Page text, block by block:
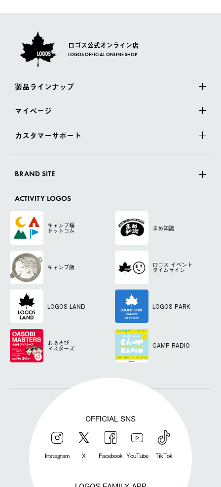
ロゴス公式オンライン店
LOGOS OFFICIAL ONLINE SHOP
製品ラインナップ
マイページ
カスタマーサポート
BRAND SITE
ACTIVITY LOGOS
キャンプ場
ドットコム まめ知識
キャンプ飯 ロゴス イベント
タイムライン
LOGOS LAND LOGOS PARK
おあそび
マスターズ CAMP RADIO
OFFICIAL SNS
Instagram X Facebook YouTube TikTok